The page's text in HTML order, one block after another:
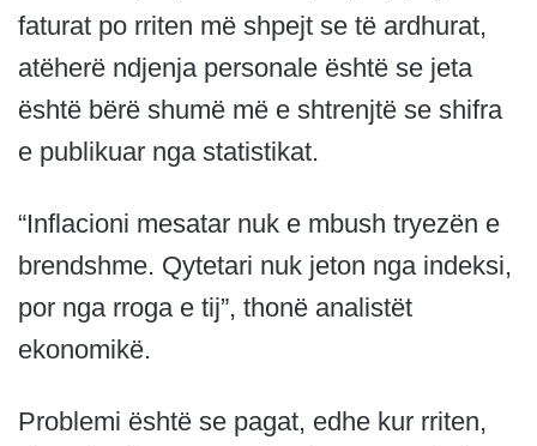
faturat po rriten më shpejt se të ardhurat,
atëherë ndjenja personale është se jeta
është bërë shumë më e shtrenjtë se shifra
e publikuar nga statistikat.
“Inflacioni mesatar nuk e mbush tryezën e
brendshme. Qytetari nuk jeton nga indeksi,
por nga rroga e tij”, thonë analistët
ekonomikë.
Problemi është se pagat, edhe kur rriten,